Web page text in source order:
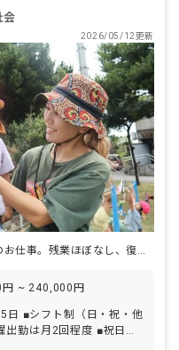
会
2026/05/12更新
あなたらしく輝ける保育のお仕事。残業ほぼなし、復帰率100%の安心環境。
~ 240,000円
祝・他
勤は月2回程度 ■祝日